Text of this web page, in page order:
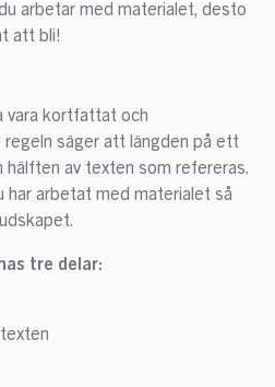
arbetar med materialet, desto
att bli!
vara kortfattat och
regeln säger att längden på ett
hälften av texten som refereras.
har arbetat med materialet så
tre delar: